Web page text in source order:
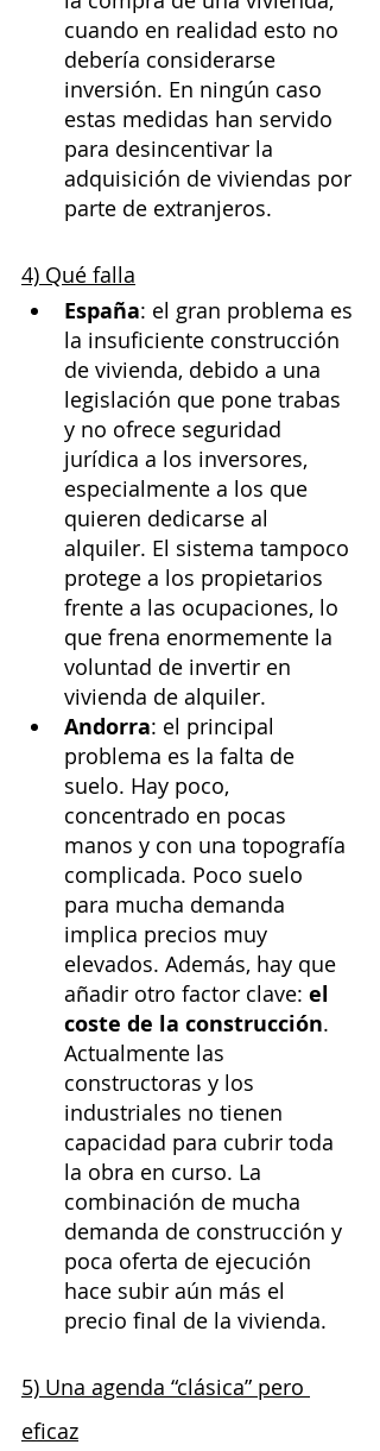
cuando en realidad esto no
debería considerarse
inversión. En ningún caso
estas medidas han servido
para desincentivar la
adquisición de viviendas por
parte de extranjeros.
4) Qué falla
España: el gran problema es
la insuficiente construcción
de vivienda, debido a una
legislación que pone trabas
y no ofrece seguridad
jurídica a los inversores,
especialmente a los que
quieren dedicarse al
alquiler. El sistema tampoco
protege a los propietarios
frente a las ocupaciones, lo
que frena enormemente la
voluntad de invertir en
vivienda de alquiler.
Andorra: el principal
problema es la falta de
suelo. Hay poco,
concentrado en pocas
manos y con una topografía
complicada. Poco suelo
para mucha demanda
implica precios muy
elevados. Además, hay que
añadir otro factor clave: el
coste de la construcción.
Actualmente las
constructoras y los
industriales no tienen
capacidad para cubrir toda
la obra en curso. La
combinación de mucha
demanda de construcción y
poca oferta de ejecución
hace subir aún más el
precio final de la vivienda.
5) Una agenda “clásica” pero
eficaz